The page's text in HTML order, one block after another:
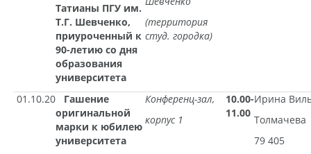
Татианы ПГУ им.
Т.Г. Шевченко,
приуроченный к
90-летию со дня
образования
университета
(территория
студ. городка)
01.10.20 Гашение
оригинальной
марки к юбилею
университета
Конференц-зал,
корпус 1
10.00-
11.00
Ирина
Толмачева
79 405